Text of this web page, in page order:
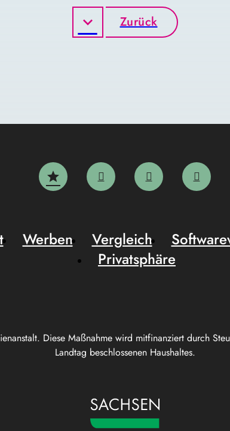
Zurück
Diese Maßnahme wird mitfinanziert durch
Landtag beschlossenen Haushaltes.
Werben Vergleich
Privatsphäre